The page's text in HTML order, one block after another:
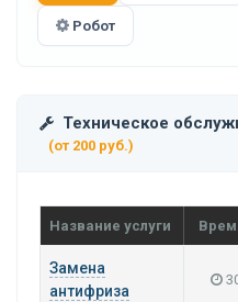
Робот
Техническое
(от 200 руб.)
Название услуги
Замена
антифриза